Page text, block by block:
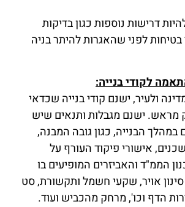
דרישות נוספות כגון בדיקות
בטיחות לפני שהאגרות להיתר בניה
לקודי בנייה:
ולעיר, ישנם קודי בנייה שכדאי
מראש. ישנם מגבלות ותנאים שיש
במהלך הבנייה, כגון גובה המבנה,
אישורי פיקוד העורף על
הממ"ד והאביזרים המופיעים בו
סינון אויר, שקעי חשמל ותקשורת, סט
הדף וכו', מרחק מהכביש ועוד.